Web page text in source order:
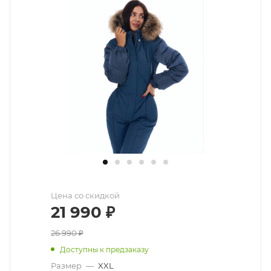
Цена со скидкой
21 990 ₽
26 990₽
Доступны к предзаказу
Размер — XXL